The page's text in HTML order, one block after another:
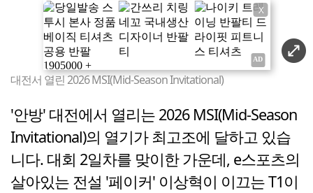
X
대전서 열린 2026 MSI(Mid-Season Invitational)
'안방' 대전에서 열리는 2026 MSI(Mid-Season
Invitational)의 열기가 최고조에 달하고 있습
니다. 대회 2일차를 맞이한 가운데, e스포츠의
살아있는 전설 '페이커' 이상혁이 이끄는 T1이